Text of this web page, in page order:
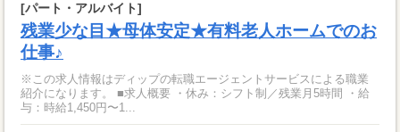
[パート・アルバイト]
残業少な目★母体安定★有料老人ホームでのお
仕事♪
※この求人情報はディップの転職エージェントサービスによる職業
紹介になります。 ■求人概要 ・休み：シフト制／残業月5時間 ・給
与：時給1,450円〜1...